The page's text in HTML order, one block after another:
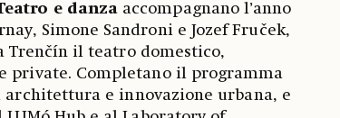
e danza accompagnano l’anno
Simone Sandroni e Jozef Fruček,
Trenčín il teatro domestico,
private. Completano il programma
architettura e innovazione urbana, e